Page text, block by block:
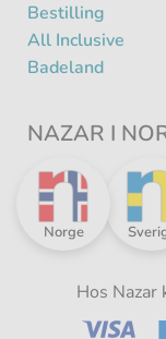
Bestilling
All Inclusive
Badeland
NAZAR I
Nazar
-
Nazar
Norge
Hos Nazar